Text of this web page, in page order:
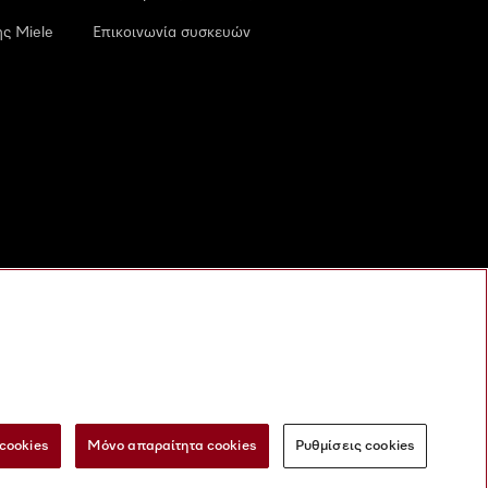
Miele Επικοινωνία συσκευών
ψηφιακές υπηρεσίες Φόρμα Υπαναχώρησης
Μόνο απαραίτητα cookies Ρυθμίσεις cookies